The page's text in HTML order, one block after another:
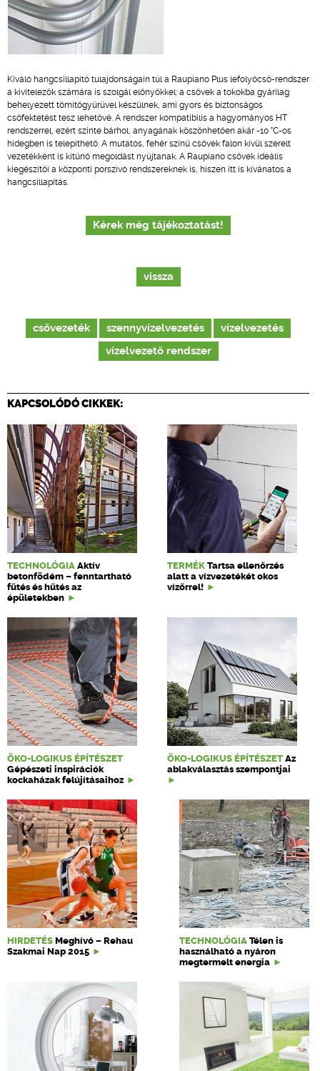
Kiváló hangcsillapító tulajdonságain túl a Raupiano Plus lefolyócső-rendszer
a kivitelezők számára is szolgál előnyökkel: a csövek a tokokba gyárilag
behelyezett tömítőgyűrűvel készülnek, ami gyors és biztonságos
csőfektetést tesz lehetővé. A rendszer kompatibilis a hagyományos HT
rendszerrel, ezért szinte bárhol, anyagának köszönhetően akár -10 °C-os
hidegben is telepíthető. A mutatós, fehér színű csövek falon kívül szerelt
vezetékként is kitűnő megoldást nyújtanak. A Raupiano csövek ideális
kiegészítői a központi porszívó rendszereknek is, hiszen itt is kívánatos a
hangcsillapítás.
Kérek még tájékoztatást!
vissza
csővezeték szennyvízelvezetés
vízelvezetés
vízelvezető rendszer
KAPCSOLÓDÓ CIKKEK:
TECHNOLÓGIA Aktív
betonfödém – fenntartható
fűtés és hűtés az
épületekben
TERMÉK Tartsa ellenőrzés
alatt a vízvezetékét okos
vízőrrel!
ÖKO-LOGIKUS ÉPÍTÉSZET
Gépészeti inspirációk
kockaházak felújításaihoz
ÖKO-LOGIKUS ÉPÍTÉSZET Az
ablakválasztás szempontjai
HIRDETÉS Meghívó – Rehau
Szakmai Nap 2015
TECHNOLÓGIA Télen is
használható a nyáron
megtermelt energia